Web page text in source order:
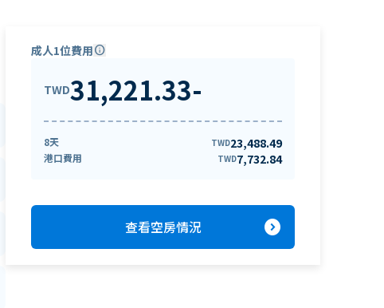
成人1位費用info
TWD31,221.33-
8天 TWD23,488.49
港口費用 TWD7,732.84
查看空房情況 expand_circle_right